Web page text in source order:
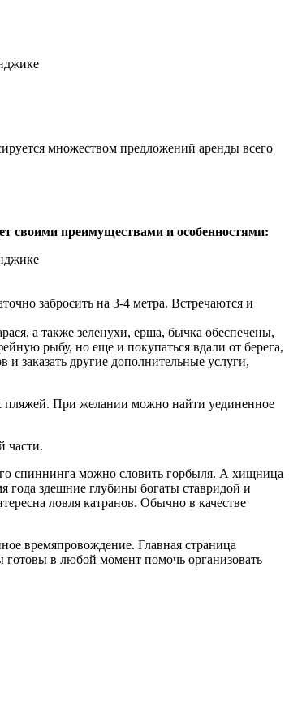
множеством предложений аренды всего
своими преимуществами и особенностями:
забросить на 3-4 метра. Встречаются и
а также зеленухи, ерша, бычка обеспечены,
рыбу, но еще и покупаться вдали от берега,
заказать другие дополнительные услуги,
пляжей. При желании можно найти уединенное
части.
спиннинга можно словить горбыля. А хищница
года здешние глубины богаты ставридой и
ловля катранов. Обычно в качестве
времяпровождение. Главная страница
готовы в любой момент помочь организовать